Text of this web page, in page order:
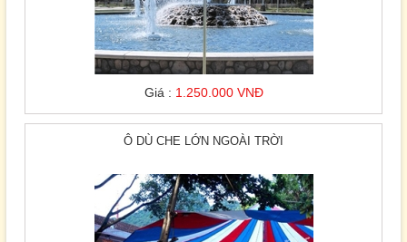
Giá : 1.250.000 VNĐ
Ô DÙ CHE LỚN NGOÀI TRỜI